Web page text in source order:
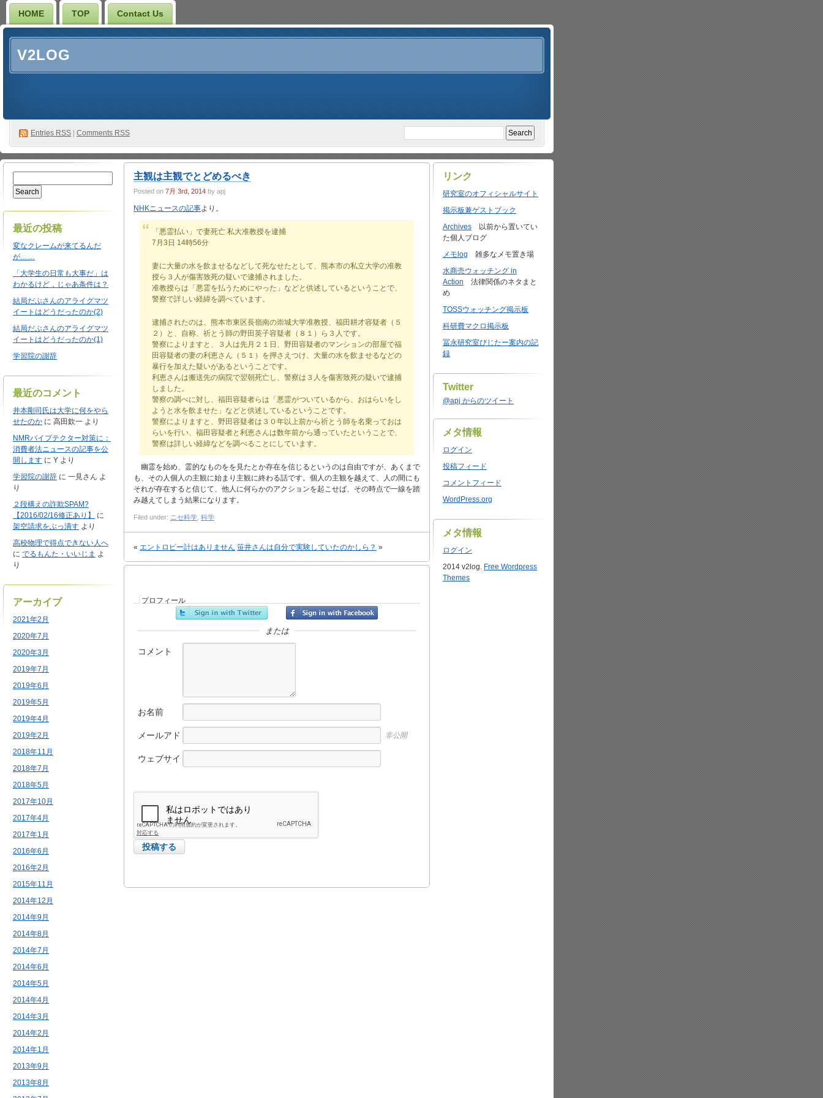
HOME TOP Contact Us
V2LOG
Entries RSS Comments RSS
最近の投稿
変なクレームが来てるんだ
が……
「大学生の日常も大事だ」は
わかるけど，じゃあ条件は？
結局だぶさんのアライグマツ
イートはどうだったのか(2)
結局だぶさんのアライグマツ
イートはどうだったのか(1)
学習院の謝辞
最近のコメント
井本剛司氏は大学に何をやら
せたのか に 高田欽一 より
NMRパイプテクター対策に：
消費者法ニュースの記事を公
開します に Y より
学習院の謝辞 に 一見さん よ
り
２段構えの詐欺SPAM?
【2016/02/16修正あり】
に
架空請求をぶっ潰す より
高校物理で得点できない人へ
に でるもんた・いいじま よ
り
アーカイブ
2021年2月
2020年7月
2020年3月
2019年7月
2019年6月
2019年5月
2019年4月
2019年2月
2018年11月
2018年7月
2018年5月
2017年10月
2017年4月
2017年1月
2016年6月
2016年2月
2015年11月
2014年12月
2014年9月
2014年8月
2014年7月
2014年6月
2014年5月
2014年4月
2014年3月
2014年2月
2014年1月
2013年9月
2013年8月
主観は主観でとどめるべき
Posted on 7月 3rd, 2014 by apj
NHKニュースの記事より。
「悪霊払い」で妻死亡 私大准教授を逮捕
7月3日 14時56分
妻に大量の水を飲ませるなどして死なせたとして、熊本市の私立大学の准教
授ら３人が傷害致死の疑いで逮捕されました。
准教授らは「悪霊を払うためにやった」などと供述しているということで、
警察で詳しい経緯を調べています。
逮捕されたのは、熊本市東区長嶺南の崇城大学准教授、福田耕才容疑者（５
２）と、自称、祈とう師の野田英子容疑者（８１）ら３人です。
警察によりますと、３人は先月２１日、野田容疑者のマンションの部屋で福
田容疑者の妻の利恵さん（５１）を押さえつけ、大量の水を飲ませるなどの
暴行を加えた疑いがあるということです。
利恵さんは搬送先の病院で翌朝死亡し、警察は３人を傷害致死の疑いで逮捕
しました。
警察の調べに対し、福田容疑者らは「悪霊がついているから、おはらいをし
ようと水を飲ませた」などと供述しているということです。
警察によりますと、野田容疑者は３０年以上前から祈とう師を名乗っておは
らいを行い、福田容疑者と利恵さんは数年前から通っていたということで、
警察は詳しい経緯などを調べることにしています。
幽霊を始め、霊的なものをを見たとか存在を信じるというのは自由ですが、あくまで
も、その人個人の主観に始まり主観に終わる話です。個人の主観を越えて、人の間にも
それが存在すると信じて、他人に何らかのアクションを起こせば、その時点で一線を踏
み越えてしまう結果になります。
Filed under: ニセ科学 科学
« エントロピー計はありません 笹井さんは自分で実験していたのかしら？ »
プロフィール
または
コメント
お名前
メールアド
非公開
ウェブサイ
リンク
研究室のオフィシャルサイト
掲示板兼ゲストブック
Archives 以前から置いてい
た個人ブログ
メモlog 雑多なメモ置き場
水商売ウォッチング in
Action 法律関係のネタまと
め
TOSSウォッチング掲示板
科研費マクロ掲示板
冨永研究室びじたー案内の記
録
Twitter
@apj からのツイート
メタ情報
ログイン
投稿フィード
コメントフィード
WordPress.org
メタ情報
ログイン
2014 v2log. Free Wordpress
Themes